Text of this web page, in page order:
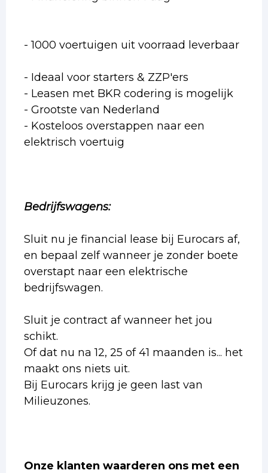
- 1000 voertuigen uit voorraad leverbaar
- Ideaal voor starters & ZZP'ers
- Leasen met BKR codering is mogelijk
- Grootste van Nederland
- Kosteloos overstappen naar een
elektrisch voertuig
Bedrijfswagens:
Sluit nu je financial lease bij Eurocars af,
en bepaal zelf wanneer je zonder boete
overstapt naar een elektrische
bedrijfswagen.
Sluit je contract af wanneer het jou
schikt.
Of dat nu na 12, 25 of 41 maanden is... het
maakt ons niets uit.
Bij Eurocars krijg je geen last van
Milieuzones.
Onze klanten waarderen ons met een